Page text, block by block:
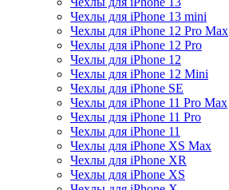
Чехлы для iPhone 13 mini
Чехлы для iPhone 12 Pro Max
Чехлы для iPhone 12 Pro
Чехлы для iPhone 12
Чехлы для iPhone 12 Mini
Чехлы для iPhone SE
Чехлы для iPhone 11 Pro Max
Чехлы для iPhone 11 Pro
Чехлы для iPhone 11
Чехлы для iPhone XS Max
Чехлы для iPhone XR
Чехлы для iPhone XS